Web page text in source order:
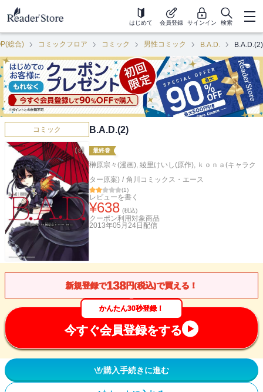
はじめて 会員登録 サインイン 検索
総合) コミックフロア コミック 男性コミック B.A.D. B.A.D.(2)
コミック B.A.D.(2)
最終巻
榊原宗々(漫画), 綾里けいし(原作), ｋｏｎａ(キャラク
ター原案) / 角川コミックス・エース
(1)
レビューを書く
¥638 (税込)
クーポン利用対象商品
2013年05月24日 配信
新規登録で138円(税込)で買える！
かんたん30秒登録！
今すぐ会員登録をする
購入手続きに進む